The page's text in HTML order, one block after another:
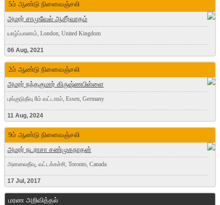
5ம் ஆண்டு நினைவஞ்சலி
அமரர் சாமுவேல் ஆசீர்வாதம்
யாழ்ப்பாணம், London, United Kingdom
06 Aug, 2021
2ம் ஆண்டு நினைவஞ்சலி
அமரர் நந்தகுமார் கிருஷ்ணபிள்ளை
புங்குடுதீவு 8ம் வட்டாரம், Essen, Germany
11 Aug, 2024
9ம் ஆண்டு நினைவஞ்சலி
அமரர் நடராசா சண்முகநாதன்
அனலைதீவு, வட்டக்கச்சி, Toronto, Canada
17 Jul, 2017
மரண அறிவித்தல்